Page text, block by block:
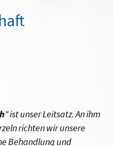
" ist unser Leitsatz. An ihm
richten wir unsere
Behandlung und